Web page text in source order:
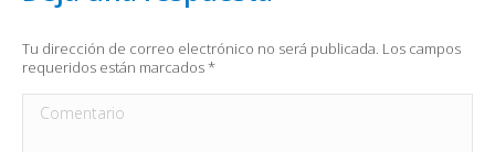
Tu dirección de correo electrónico no será publicada. Los campos
requeridos están marcados*
Comentario